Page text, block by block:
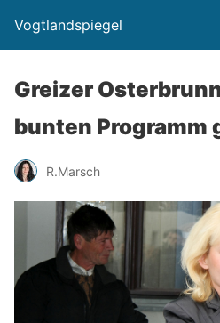
Vogtlandspiegel
Greizer
bunten Programm
R.Marsch